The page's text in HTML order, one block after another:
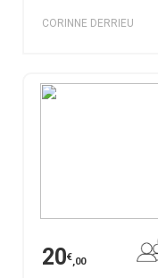
CORINNE DERRIEU
20€,00